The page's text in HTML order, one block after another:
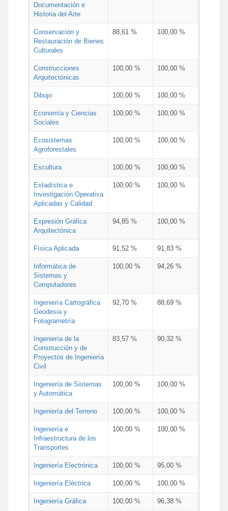
Documentación e
Historia del Arte
Conservación y
Restauración de Bienes
Culturales
88,61 % 100,00 %
Construcciones
Arquitectónicas
100,00 % 100,00 %
Dibujo 100,00 % 100,00 %
Economía y Ciencias
Sociales
100,00 % 100,00 %
Ecosistemas
Agroforestales
100,00 % 100,00 %
Escultura 100,00 % 100,00 %
Estadística e
Investigación Operativa
Aplicadas y Calidad
100,00 % 100,00 %
Expresión Gráfica
Arquitectónica
94,85 % 100,00 %
Física Aplicada 91,52 % 91,83 %
Informática de
Sistemas y
Computadores
100,00 % 94,26 %
Ingeniería Cartográfica
Geodesia y
Fotogrametría
92,70 % 88,69 %
Ingeniería de la
Construcción y de
Proyectos de Ingeniería
Civil
83,57 % 90,32 %
Ingeniería de Sistemas
y Automática
100,00 % 100,00 %
Ingeniería del Terreno 100,00 % 100,00 %
Ingeniería e
Infraestructura de los
Transportes
100,00 % 100,00 %
Ingeniería Electrónica 100,00 % 95,00 %
Ingeniería Eléctrica 100,00 % 100,00 %
Ingeniería Gráfica 100,00 % 96,38 %